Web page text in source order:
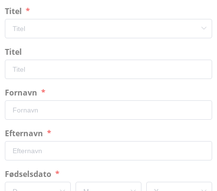
Titel
Titel
Fornavn
Efternavn
Fødselsdato